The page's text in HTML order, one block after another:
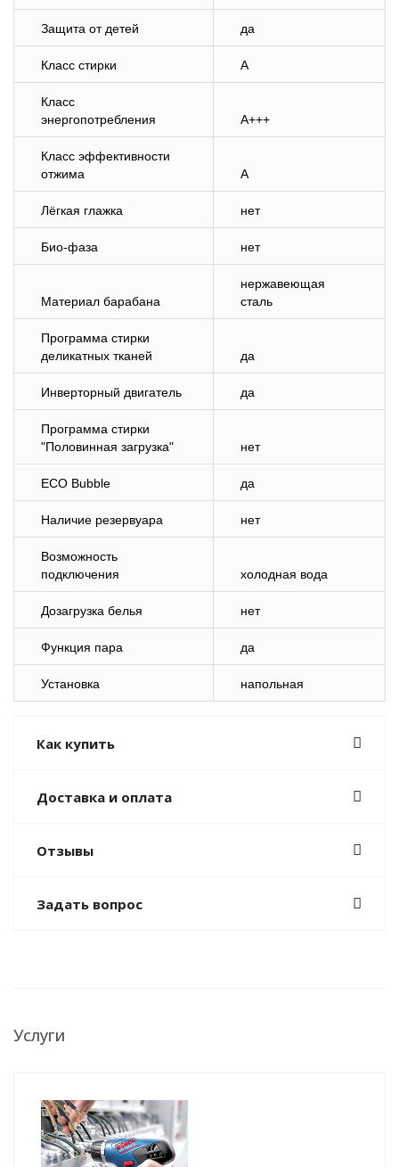
Защита от детей да
Класс стирки A
Класс
энергопотребления
A+++
Класс эффективности
отжима
A
Лёгкая глажка нет
Био-фаза нет
Материал барабана
нержавеющая
сталь
Программа стирки
деликатных тканей
да
Инверторный двигатель да
Программа стирки
"Половинная загрузка"
нет
ECO Bubble да
Наличие резервуара нет
Возможность
подключения
холодная вода
Дозагрузка белья нет
Функция пара да
Установка напольная
Как купить
Доставка и оплата
Отзывы
Задать вопрос
Услуги